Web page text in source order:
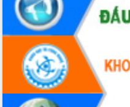
Ngành nông nghiệp phấn đấu tăng
trưởng đạt 5,86% trong năm 2026
UBND tỉnh Đắk Lắk triển khai công tác
quốc phòng, quân sự địa phương năm
2026
Đắk Lắk tập trung toàn lực khắc phục
tồn tại IUU, sẵn sàng làm việc với
Đoàn thanh tra EC